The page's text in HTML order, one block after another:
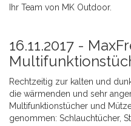
Ihr Team von MK Outdoor.
16.11.2017 -
Rechtzeitig zur kalten und
die wärmenden und sehr
Multifunktionstücher und
genommen: Schlauchtücher,